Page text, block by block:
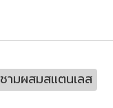
ชามผสมสแตนเลส